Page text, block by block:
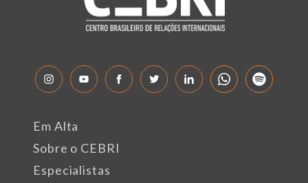
Em Alta
Sobre o CEBRI
Especialistas